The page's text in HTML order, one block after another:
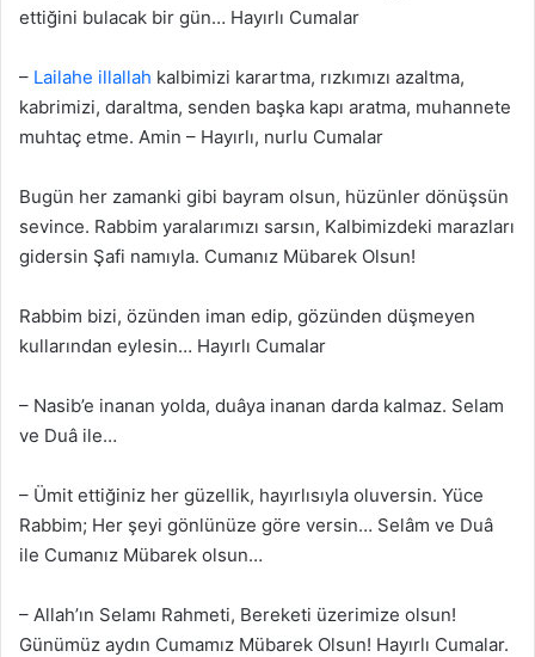
ettiğini bulacak bir gün… Hayırlı Cumalar
– Lailahe illallah kalbimizi karartma, rızkımızı azaltma,
kabrimizi, daraltma, senden başka kapı aratma, muhannete
muhtaç etme. Amin – Hayırlı, nurlu Cumalar
Bugün her zamanki gibi bayram olsun, hüzünler dönüşsün
sevince. Rabbim yaralarımızı sarsın, Kalbimizdeki marazları
gidersin Şafi namıyla. Cumanız Mübarek Olsun!
Rabbim bizi, özünden iman edip, gözünden düşmeyen
kullarından eylesin… Hayırlı Cumalar
– Nasib’e inanan yolda, duâya inanan darda kalmaz. Selam
ve Duâ ile…
– Ümit ettiğiniz her güzellik, hayırlısıyla oluversin. Yüce
Rabbim; Her şeyi gönlünüze göre versin… Selâm ve Duâ
ile Cumanız Mübarek olsun…
– Allah’ın Selamı Rahmeti, Bereketi üzerimize olsun!
Günümüz aydın Cumamız Mübarek Olsun! Hayırlı Cumalar.